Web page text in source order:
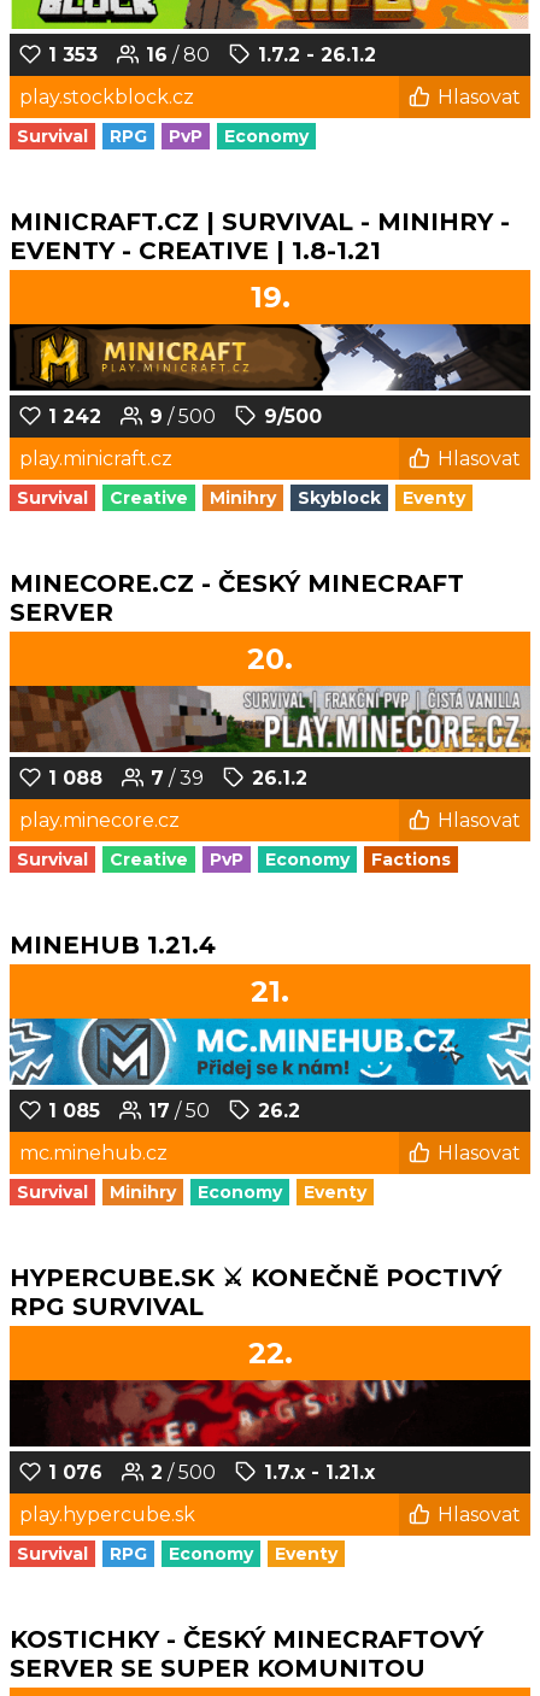
1 353 16 / 80
1.7.2 - 26.1.2
play.stockblock.cz
Hlasovat
Survival RPG PvP Economy
MINICRAFT.CZ | SURVIVAL - MINIHRY -
EVENTY - CREATIVE | 1.8-1.21
19.
1 242 9 / 500
9/500
play.minicraft.cz
Hlasovat
Survival Creative Minihry Skyblock Eventy
MINECORE.CZ - ČESKÝ MINECRAFT
SERVER
20.
1 088 7 / 39
26.1.2
play.minecore.cz
Hlasovat
Survival Creative PvP Economy Factions
MINEHUB 1.21.4
21.
1 085 17 / 50
26.2
mc.minehub.cz
Hlasovat
Survival Minihry Economy Eventy
HYPERCUBE.SK ⚔️ KONEČNĚ POCTIVÝ
RPG SURVIVAL
22.
1 076 2 / 500
1.7.x - 1.21.x
play.hypercube.sk
Hlasovat
Survival RPG Economy Eventy
KOSTICHKY - ČESKÝ MINECRAFTOVÝ
SERVER SE SUPER KOMUNITOU